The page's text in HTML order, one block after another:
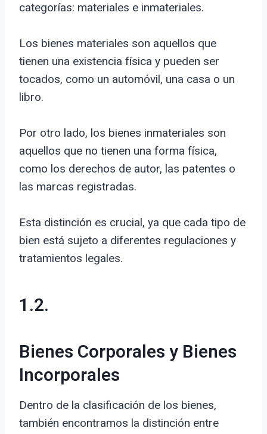
categorías: materiales e inmateriales.
Los bienes materiales son aquellos que
tienen una existencia física y pueden ser
tocados, como un automóvil, una casa o un
libro.
Por otro lado, los bienes inmateriales son
aquellos que no tienen una forma física,
como los derechos de autor, las patentes o
las marcas registradas.
Esta distinción es crucial, ya que cada tipo de
bien está sujeto a diferentes regulaciones y
tratamientos legales.
1.2.
Bienes Corporales y Bienes
Incorporales
Dentro de la clasificación de los bienes,
también encontramos la distinción entre